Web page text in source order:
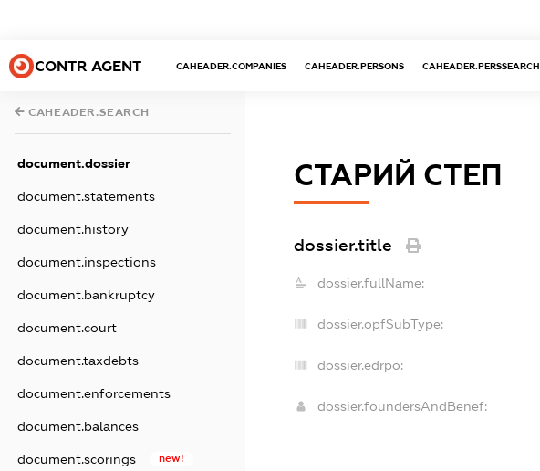
CONTR AGENT CAHEADER.COMPANIES CAHEADER.PERSONS CAHEADER.PERSSEARCH
CAHEADER.SEARCH
document.dossier
document.statements
document.history
document.inspections
document.bankruptcy
document.court
document.taxdebts
document.enforcements
document.balances
document.scorings new!
СТАРИЙ СТЕП
dossier.title
dossier.fullName:
dossier.opfSubType:
dossier.edrpo:
dossier.foundersAndBenef: